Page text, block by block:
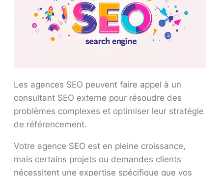
Les agences SEO peuvent faire appel à un
consultant SEO externe pour résoudre des
problèmes complexes et optimiser leur stratégie
de référencement.
Votre agence SEO est en pleine croissance,
mais certains projets ou demandes clients
nécessitent une expertise spécifique que vos